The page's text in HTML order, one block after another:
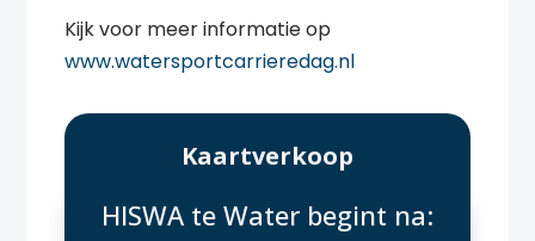
Kijk voor meer informatie op
www.watersportcarrieredag.nl
Kaartverkoop
HISWA te Water begint na: